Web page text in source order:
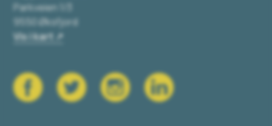
Parkveien 1/3
9550 Øksfjord
Vis i kart